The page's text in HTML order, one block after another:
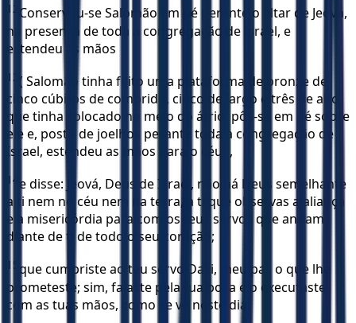
12 Conservou-se Salomão em pé perante o altar de Jeová,
na presença de toda a congregação de Israel, e
estendeu as mãos
13 ( Salomão tinha feito uma plataforma de bronze de
cinco cúbitos de comprido, cinco de largo e três de alto,
que tinha colocado no meio do átrio; pôs-se em pé sobre
ele e, posto de joelhos perante toda a congregação de
Israel, estendeu as mãos para o céu.),
14 e disse: Jeová, Deus de Israel, não há Deus semelhante
a ti nem no céu nem na terra, a ti que observas a aliança
e a misericórdia para com os teus servos que andam
diante de ti de todo o seu coração;
15 que cumpriste ao teu servo Davi, meu pai, o que lhe
prometeste; sim, falaste pela tua boca e o executaste
com as tuas mãos, como se vê neste dia.